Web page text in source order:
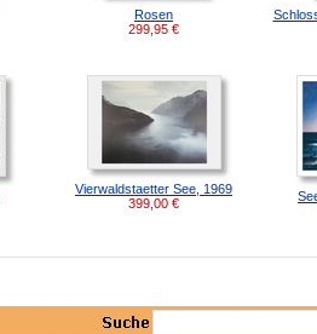
Rosen
299,95 €
Vierwaldstaetter See, 1969
399,00 €